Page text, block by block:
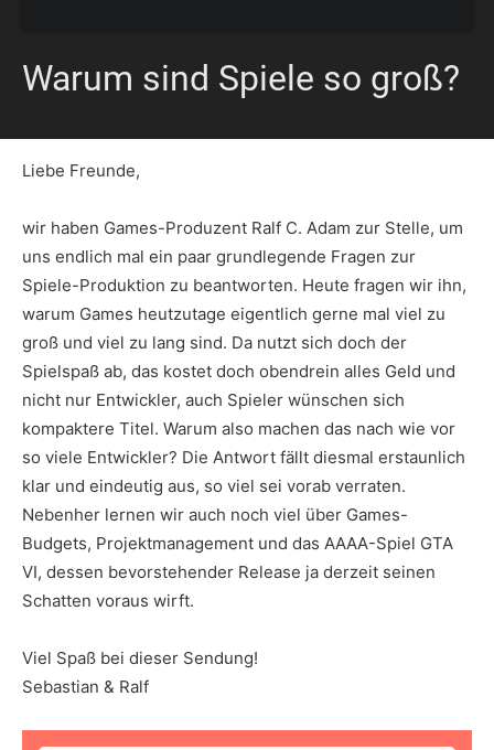
Warum sind Spiele so groß?
Liebe Freunde,
wir haben Games-Produzent Ralf C. Adam zur Stelle, um
uns endlich mal ein paar grundlegende Fragen zur
Spiele-Produktion zu beantworten. Heute fragen wir ihn,
warum Games heutzutage eigentlich gerne mal viel zu
groß und viel zu lang sind. Da nutzt sich doch der
Spielspaß ab, das kostet doch obendrein alles Geld und
nicht nur Entwickler, auch Spieler wünschen sich
kompaktere Titel. Warum also machen das nach wie vor
so viele Entwickler? Die Antwort fällt diesmal erstaunlich
klar und eindeutig aus, so viel sei vorab verraten.
Nebenher lernen wir auch noch viel über Games-
Budgets, Projektmanagement und das AAAA-Spiel GTA
VI, dessen bevorstehender Release ja derzeit seinen
Schatten voraus wirft.
Viel Spaß bei dieser Sendung!
Sebastian & Ralf